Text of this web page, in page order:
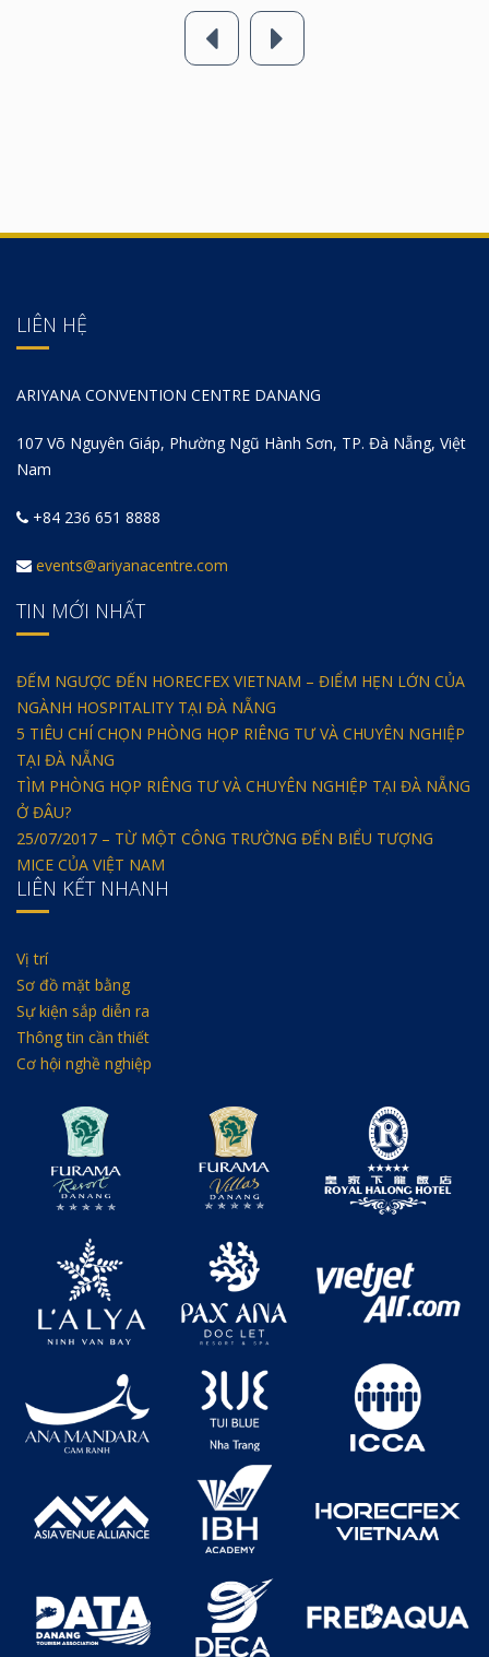
LIÊN HỆ
ARIYANA CONVENTION CENTRE DANANG
107 Võ Nguyên Giáp, Phường Ngũ Hành Sơn, TP. Đà Nẵng, Việt
Nam
+84 236 651 8888
events@ariyanacentre.com
TIN MỚI NHẤT
ĐẾM NGƯỢC ĐẾN HORECFEX VIETNAM – ĐIỂM HẸN LỚN CỦA
NGÀNH HOSPITALITY TẠI ĐÀ NẴNG
5 TIÊU CHÍ CHỌN PHÒNG HỌP RIÊNG TƯ VÀ CHUYÊN NGHIỆP
TẠI ĐÀ NẴNG
TÌM PHÒNG HỌP RIÊNG TƯ VÀ CHUYÊN NGHIỆP TẠI ĐÀ NẴNG
Ở ĐÂU?
25/07/2017 – TỪ MỘT CÔNG TRƯỜNG ĐẾN BIỂU TƯỢNG
MICE CỦA VIỆT NAM
LIÊN KẾT NHANH
Vị trí
Sơ đồ mặt bằng
Sự kiện sắp diễn ra
Thông tin cần thiết
Cơ hội nghề nghiệp